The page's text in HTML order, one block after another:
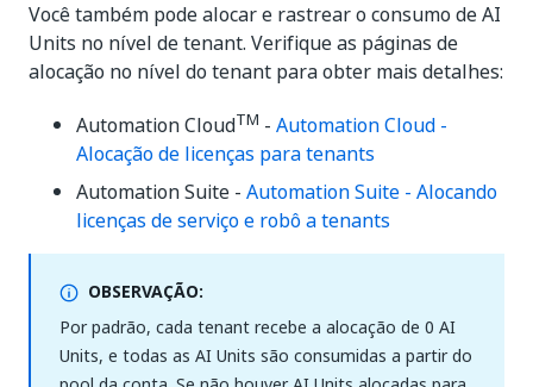
Você também pode alocar e rastrear o consumo de AI
Units no nível de tenant. Verifique as páginas de
alocação no nível do tenant para obter mais detalhes:
Automation CloudTM - Automation Cloud -
Alocação de licenças para tenants
Automation Suite - Automation Suite - Alocando
licenças de serviço e robô a tenants
OBSERVAÇÃO:
Por padrão, cada tenant recebe a alocação de 0 AI
Units, e todas as AI Units são consumidas a partir do